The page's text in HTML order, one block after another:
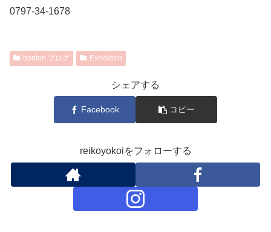
0797-34-1678
bonton.ブログ Exhibition
シェアする
Facebook コピー
reikoyokoiをフォローする